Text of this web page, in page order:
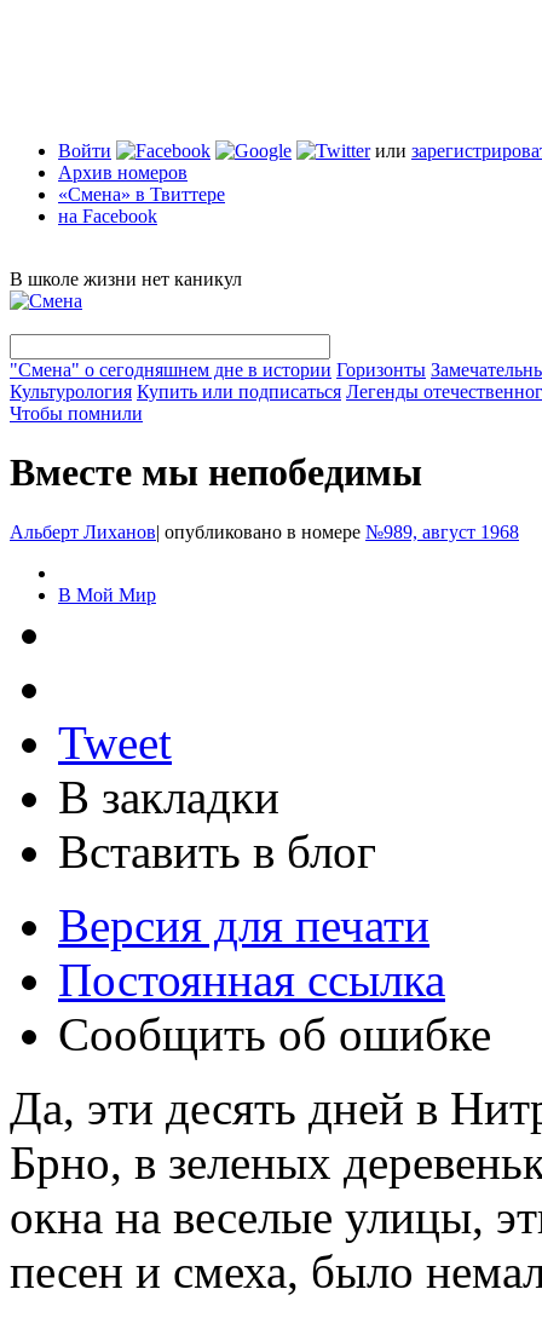
Войти или
Архив номеров
«Смена» в Твиттере
на Facebook
В школе жизни нет каникул
"Смена" о сегодняшнем дне в истории Горизонты
Культурология Купить или подписаться Легенды
Чтобы помнили
Вместе мы непобедимы
Альберт Лиханов| опубликовано в номере №989, август 1968
В Мой Мир
Tweet
В закладки
Вставить в блог
Версия для печати
Постоянная ссылка
Сообщить об ошибке
Да, эти десять дней в
Брно, в зеленых
окна на веселые улицы,
песен и смеха, было